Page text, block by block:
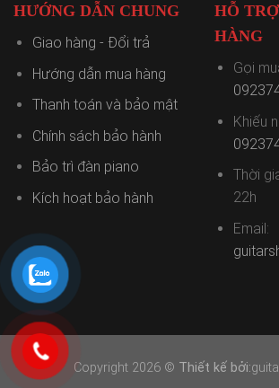
HƯỚNG DẪN CHUNG
Giao hàng - Đổi trả
Hướng dẫn mua hàng
Thanh toán và bảo mật
Chính sách bảo hành
Bảo trì đàn piano
Kích hoạt bảo hành
HỖ
HÀNG
Gọi
Khiếu
Thời
22h
Email:
Copyright 2026 © Thiết kế bởi: